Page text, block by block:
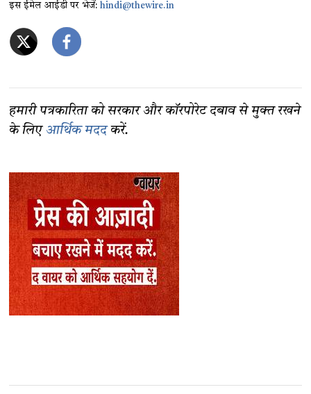
इस ईमेल आईडी पर भेजें:hindi@thewire.in
हमारी पत्रकारिता को सरकार और कॉरपोरेट दबाव से मुक्त रखने
के लिए आर्थिक मददकरें.